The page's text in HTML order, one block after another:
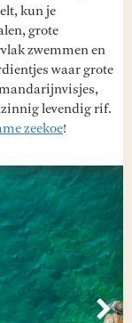
kun je
grote
zwemmen en
waar grote
levendig rif.
zeekoe!